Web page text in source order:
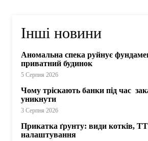
Інші новини
Аномальна спека руйнує
приватний будинок
5 Серпня 2026
Чому тріскають банки під час
уникнути
3 Серпня 2026
Прикатка ґрунту: види котків,
налаштування